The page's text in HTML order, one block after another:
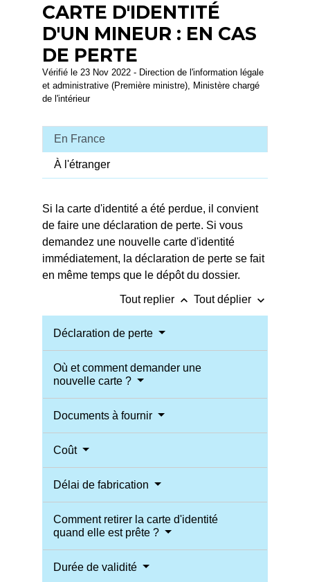
CARTE D'IDENTITÉ
D'UN MINEUR : EN CAS
DE PERTE
Vérifié le 23 Nov 2022 - Direction de l'information légale
et administrative (Première ministre), Ministère chargé
de l'intérieur
En France
À l'étranger
Si la carte d'identité a été perdue, il convient
de faire une déclaration de perte. Si vous
demandez une nouvelle carte d'identité
immédiatement, la déclaration de perte se fait
en même temps que le dépôt du dossier.
Tout replier keyboard_arrow_up Tout déplier keyboard_arrow_down
Déclaration de perte
Où et comment demander une
nouvelle carte ?
Documents à fournir
Coût
Délai de fabrication
Comment retirer la carte d'identité
quand elle est prête ?
Durée de validité